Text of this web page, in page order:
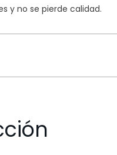
y no se pierde calidad.